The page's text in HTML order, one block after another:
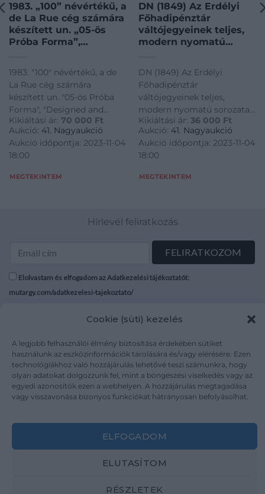
Cookie (süti) kezelés
A legjobb felhasználói élmény biztosítása érdekében sütiket
használunk az eszközinformációk tárolására és/vagy elérésére. Ezen
technológiákhoz való hozzájárulás lehetővé teszi számunkra, hogy
olyan adatokat dolgozzunk fel, mint a böngészési viselkedés vagy az
egyedi azonosítók ezen a webhelyen. A hozzájárulás megtagadása
vagy visszavonása bizonyos funkciókat hátrányosan befolyásolhat.
ELFOGADOM
ELUTASÍTOM
RÉSZLETEK
1983. „100” névértékű, a
de La Rue cég számára
készített un. „05-ös
Próba Forma”,
Banknote Printig
House”,
„Pénzjegynyomda
Részvénytársaság”
karton mappában
T:UNC / Hungary 1983.
„100” denomination,
made for the „de La
1983. "100" névértékű, a de
La Rue cég számára
készített un. "05-ös Próba
Forma", "Designed and
engraved by Hungarian
Banknote Printig House",
"Pénzjegynyomda
Részvénytársaság" karton
Kikiáltási ár: 70 000 Ft
Aukció: 41. Nagyaukció
Aukció időpontja: 2023-11-04
18:00
MEGTEKINTEM
DN (1849) Az Erdélyi
Főhadipénztár
váltójegyeinek teljes,
modern nyomatú
névértékek, a 2kr
hátlapjának felső
részén ragasztónyom
T:UNC,AU / Hungary
ND (1849) Modern print
of the Transylvanian
Main Military Treas
DN (1849) Az Erdélyi
Főhadipénztár
váltójegyeinek teljes,
modern nyomatú sorozata
"Körösladányi krajcárok": 2-
6-10kr névértékek, a 2kr
hátlapjának felső részén
ragasztónyom T:UNC,AU /
Kikiáltási ár: 36 000 Ft
Aukció: 41. Nagyaukció
Aukció időpontja: 2023-11-04
18:00
MEGTEKINTEM
Hírlevél feliratkozás
Elolvastam és elfogadom az Adatkezelési tájékoztatót:
mutargy.com/adatkezelesi-tajekoztato/
Karrier
Kapcsolat
Áraink
Adatvédelem
Impresszum